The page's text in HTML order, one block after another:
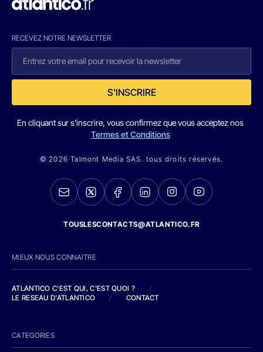
RECEVEZ NOTRE NEWSLETTER
S'INSCRIRE
En cliquant sur s'inscrire, vous confirmez que vous acceptez nos
Termes et Conditions
© 2026 Talmont Media SAS. tous droits réservés.
TOUSLESCONTACTS@ATLANTICO.FR
MIEUX NOUS CONNAITRE
ATLANTICO C'EST QUI, C'EST QUOI ?
/
LE RESEAU D'ATLANTICO
/ CONTACT
CATEGORIES